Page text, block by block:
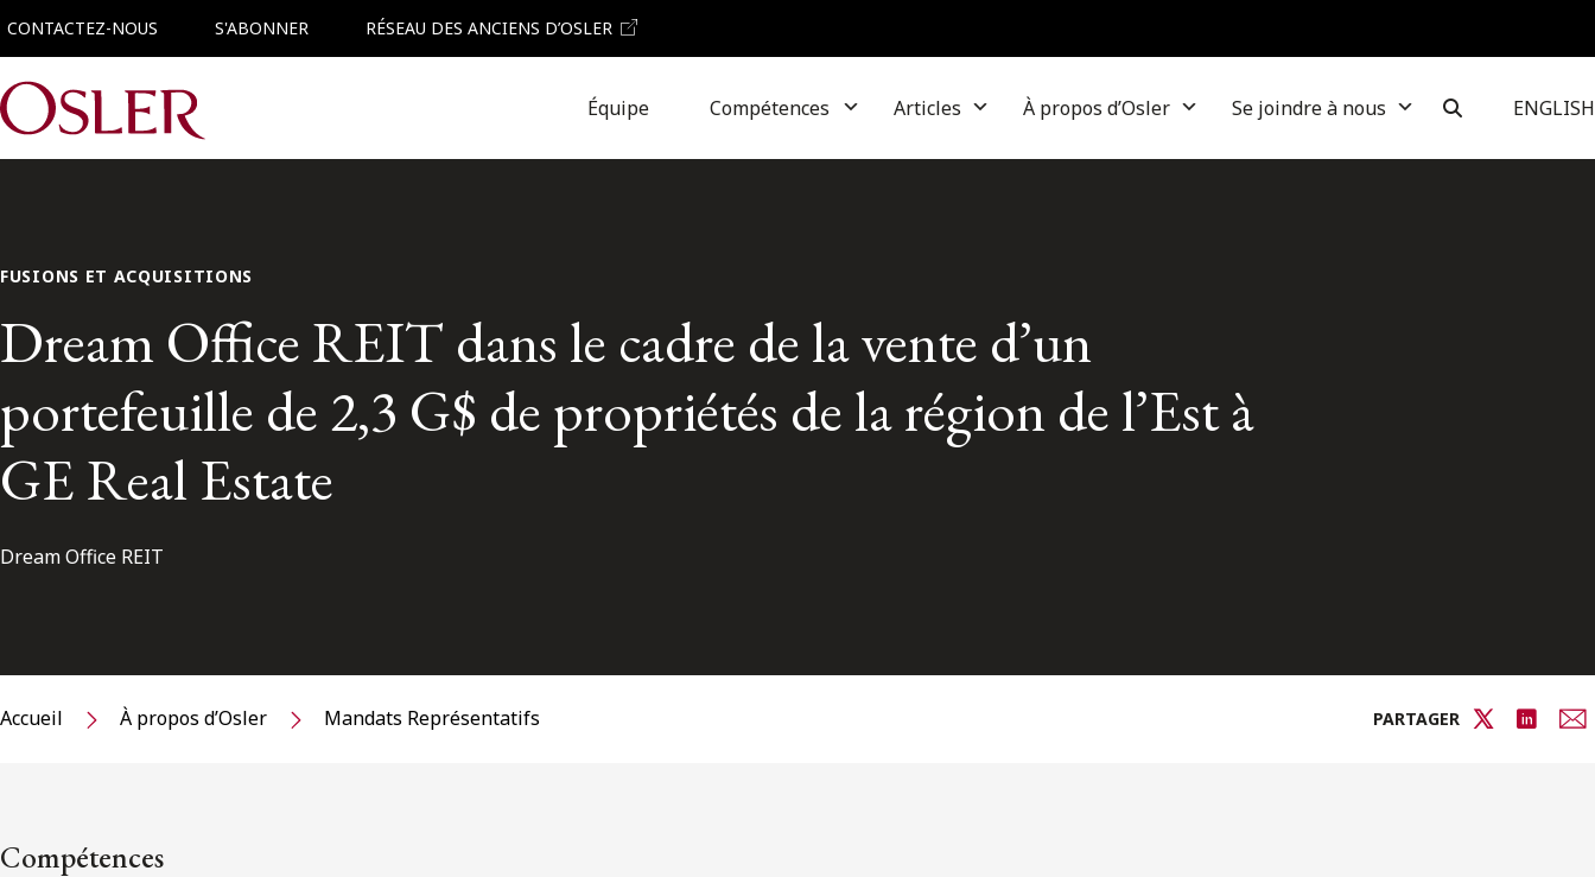
CONTACTEZ-NOUS S'ABONNER RÉSEAU DES ANCIENS D’OSLER
Main Navigation Équipe Compétences Articles À propos d’Osler Se joindre à nous ENGLISH
FUSIONS ET ACQUISITIONS
Dream Office REIT dans le cadre de la vente d’un
portefeuille de 2,3 G$ de propriétés de la région de l’Est à
GE Real Estate
Dream Office REIT
Accueil À propos d’Osler Mandats Représentatifs PARTAGER
Compétences